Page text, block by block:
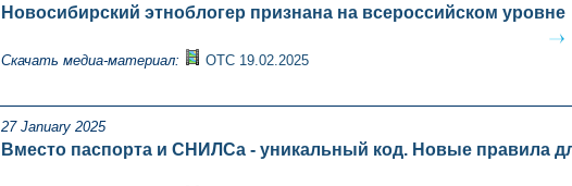
Новосибирский этноблогер признана на всероссийском уровне
Скачать медиа-материал: ОТС 19.02.2025
27 January 2025
Вместо паспорта и СНИЛСа - уникальный код. Новые правила